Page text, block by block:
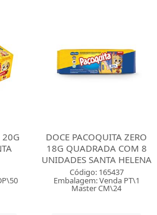
20G
DOCE PACOQUITA ZERO
18G QUADRADA COM 8
UNIDADES SANTA HELENA
Código: 165437
Embalagem: Venda PT\1
Master CM\24